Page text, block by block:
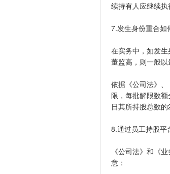
续持有人应继续执
7.发生身份重合如
在实务中，如发
董监高，则一般以
依据《公司法》
限，每批解限数
日其所持股总数
8.通过员工持股平
《公司法》和《
意：